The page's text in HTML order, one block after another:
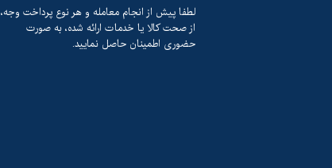
لطفا پیش از انجام معامله و هر نوع پرداخت وجه،
از صحت کالا یا خدمات ارائه شده، به صورت
حضوری اطمینان حاصل نمایید.